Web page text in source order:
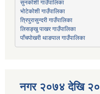
सुनकोशी गाउँपालिका
भोटेकोशी गाउँपालिका
त्रिपुरासुन्दरी गाउँपालिका
लिसङ्खु पाखर गाउँपालिका
पाँचपोखरी थाङपाल गाउँपालिका
नगर २०७४ देखि